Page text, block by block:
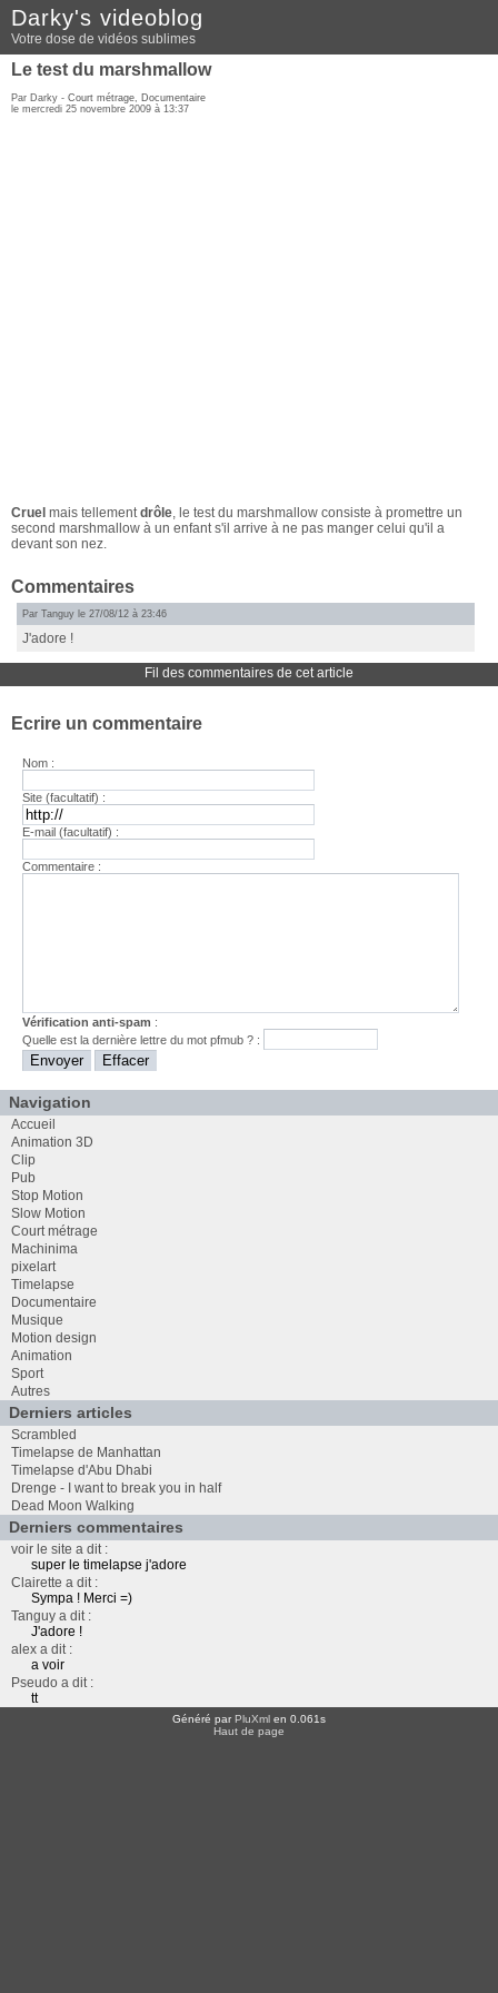
Darky's videoblog
Votre dose de vidéos sublimes
Le test du marshmallow
Par Darky - Court métrage, Documentaire
le mercredi 25 novembre 2009 à 13:37
Cruel mais tellementdrôle, le test du marshmallow consiste à promettre un
second marshmallow à un enfant s'il arrive à ne pas manger celui qu'il a
devant son nez.
Commentaires
Par Tanguy le 27/08/12 à 23:46
J'adore !
Fil des commentaires de cet article
Ecrire un commentaire
Nom :
Site (facultatif) :
E-mail (facultatif) :
Commentaire :
Vérification anti-spam :
Quelle est ladernière lettre du motpfmub ? :
Navigation
Accueil
Animation 3D
Clip
Pub
Stop Motion
Slow Motion
Court métrage
Machinima
pixelart
Timelapse
Documentaire
Musique
Motion design
Animation
Sport
Autres
Derniers articles
Scrambled
Timelapse de Manhattan
Timelapse d'Abu Dhabi
Drenge - I want to break you in half
Dead Moon Walking
Derniers commentaires
voir le site a dit :
super le timelapse j'adore
Clairette a dit :
Sympa ! Merci =)
Tanguy a dit :
J'adore !
alex a dit :
a voir
Pseudo a dit :
tt
Généré parPluXml en 0.061s
Haut de page